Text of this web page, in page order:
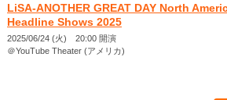
LiSA-ANOTHER GREAT DAY North
Headline Shows 2025
2025/06/24 (火) 20:00 開演
＠YouTube Theater (アメリカ)